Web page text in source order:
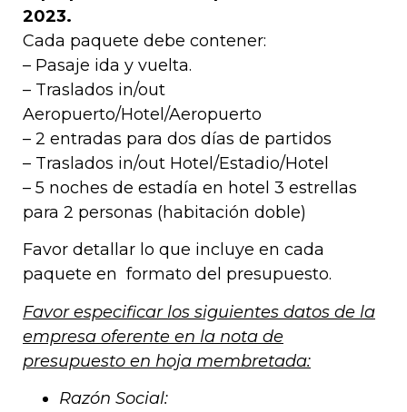
2023.
Cada paquete debe contener:
– Pasaje ida y vuelta.
– Traslados in/out
Aeropuerto/Hotel/Aeropuerto
– 2 entradas para dos días de partidos
– Traslados in/out Hotel/Estadio/Hotel
– 5 noches de estadía en hotel 3 estrellas
para 2 personas (habitación doble)
Favor detallar lo que incluye en cada
paquete en formato del presupuesto.
Favor especificar los siguientes datos de la
empresa oferente en la nota de
presupuesto en hoja membretada:
Razón Social: